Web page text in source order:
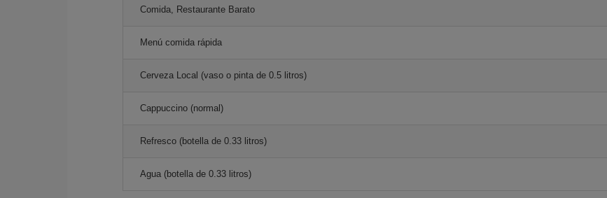
Comida, Restaurante Barato
Menú comida rápida
Cerveza Local (vaso o pinta de 0.5 litros)
Cappuccino (normal)
Refresco (botella de 0.33 litros)
Agua (botella de 0.33 litros)